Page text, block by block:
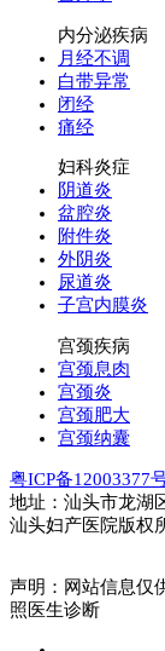
内分泌疾病
月经不调
白带异常
闭经
痛经
妇科炎症
阴道炎
盆腔炎
附件炎
外阴炎
尿道炎
子宫内膜炎
宫颈疾病
宫颈息肉
宫颈炎
宫颈肥大
宫颈纳囊
粤ICP备12003377
地址：汕头市龙湖
汕头妇产医院版权
声明：网站信息仅
照医生诊断